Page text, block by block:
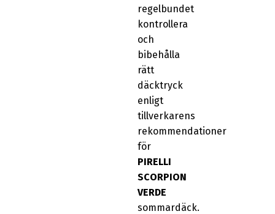
regelbundet
kontrollera
och
bibehålla
rätt
däcktryck
enligt
tillverkarens
rekommendationer
för
PIRELLI
SCORPION
VERDE
sommardäck.